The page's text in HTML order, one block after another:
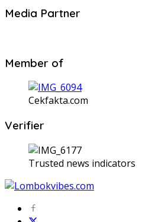
Media Partner
Member of
Cekfakta.com
Verifier
Trusted news indicators